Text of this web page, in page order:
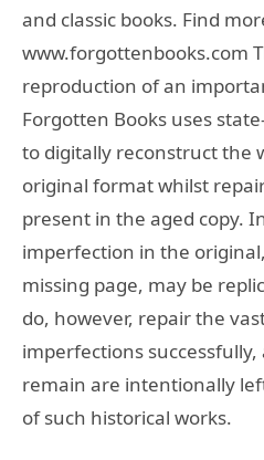
and classic books. Find
www.forgottenbooks.com
reproduction of an
Forgotten Books uses
to digitally reconstruct the
original format whilst
present in the aged copy.
imperfection in the
missing page, may be
do, however, repair the
imperfections
remain are intentionally
of such historical works.